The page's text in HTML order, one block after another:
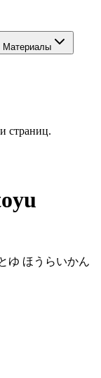
Материалы
страниц.
ゆ ほうらいかん